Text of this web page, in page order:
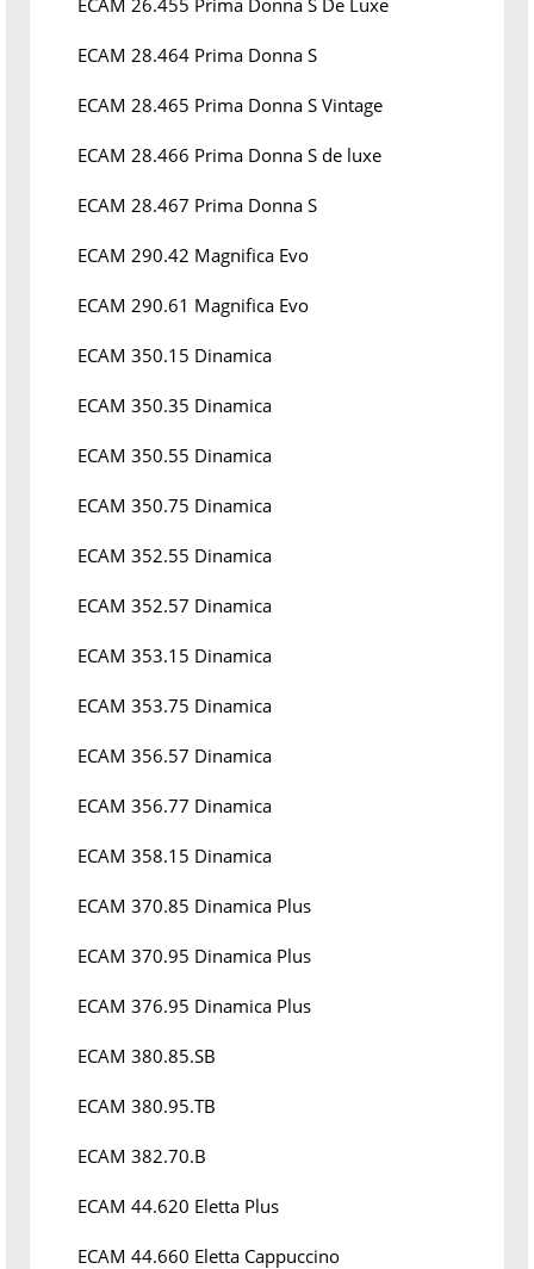
ECAM 26.455 Prima Donna S De Luxe
ECAM 28.464 Prima Donna S
ECAM 28.465 Prima Donna S Vintage
ECAM 28.466 Prima Donna S de luxe
ECAM 28.467 Prima Donna S
ECAM 290.42 Magnifica Evo
ECAM 290.61 Magnifica Evo
ECAM 350.15 Dinamica
ECAM 350.35 Dinamica
ECAM 350.55 Dinamica
ECAM 350.75 Dinamica
ECAM 352.55 Dinamica
ECAM 352.57 Dinamica
ECAM 353.15 Dinamica
ECAM 353.75 Dinamica
ECAM 356.57 Dinamica
ECAM 356.77 Dinamica
ECAM 358.15 Dinamica
ECAM 370.85 Dinamica Plus
ECAM 370.95 Dinamica Plus
ECAM 376.95 Dinamica Plus
ECAM 380.85.SB
ECAM 380.95.TB
ECAM 382.70.B
ECAM 44.620 Eletta Plus
ECAM 44.660 Eletta Cappuccino